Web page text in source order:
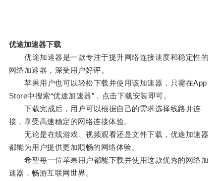
优途加速器下载
优途加速器是一款专注于提升网络连接速度和稳定性的
网络加速器，深受用户好评。
苹果用户也可以轻松下载并使用该加速器，只需在App
Store中搜索“优途加速器”，点击下载安装即可。
下载完成后，用户可以根据自己的需求选择线路并连
接，享受高速稳定的网络连接体验。
无论是在线游戏、视频观看还是文件下载，优途加速器
都能为用户提供更加顺畅的网络体验。
希望每一位苹果用户都能下载并使用这款优秀的网络加
速器，畅游互联网世界。